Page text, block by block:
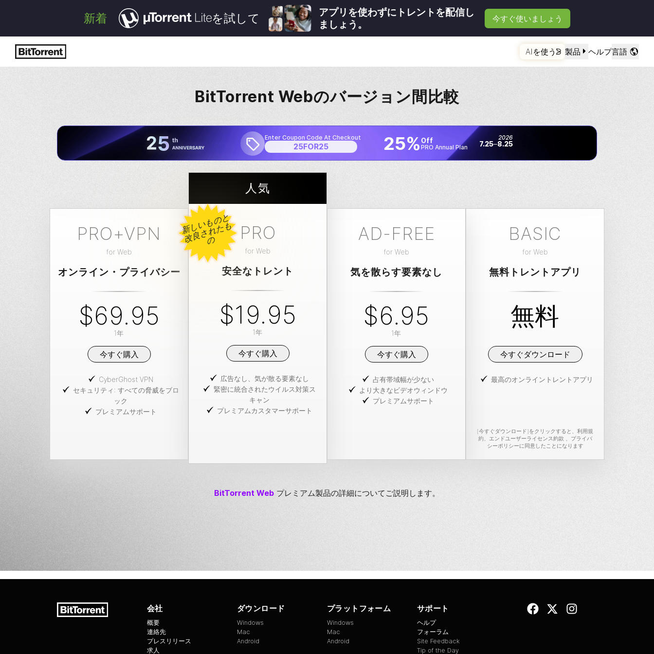
新着 を試して
アプリを使わずにトレントを配信し
ましょう。
今すぐ使いましょう
AIを使う 製品 ヘルプ言語
BitTorrent Webのバージョン間比較
Enter Coupon Code At Checkout
25FOR25 25% Off
PRO Annual Plan
2026
7.25 8.25
PRO+VPN
for Web
オンライン・プライバシー
$69.95
1年
今すぐ購入
CyberGhost VPN
セキュリティ: すべての脅威をブロ
ック
プレミアムサポート
新
し
い
も
の
と
改
良
さ
れ
た
も
の
人気
PRO
for Web
安全なトレント
$19.95
1年
今すぐ購入
広告なし、気が散る要素なし
緊密に統合されたウイルス対策ス
キャン
プレミアムカスタマーサポート
AD-FREE
for Web
気を散らす要素なし
$6.95
1年
今すぐ購入
占有帯域幅が少ない
より大きなビデオウィンドウ
プレミアムサポート
BASIC
for Web
無料トレントアプリ
無料
今すぐダウンロード
最高のオンライントレントアプリ
[今すぐダウンロード]をクリックすると、 利用規
約、 エンドユーザーライセンス約款 、
プライバ
シーポリシーに同意したことになります
BitTorrent Web プレミアム製品の詳細についてご説明します。
会社
概要
連絡先
プレスリリース
求人
ダウンロード
Windows
Mac
Android
プラットフォーム
Windows
Mac
Android
サポート
ヘルプ
フォーラム
Site Feedback
Tip of the Day